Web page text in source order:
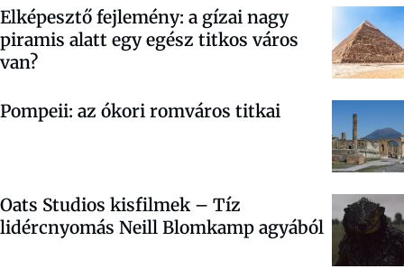
Elképesztő fejlemény: a gízai nagy
piramis alatt egy egész titkos város
van?
Pompeii: az ókori romváros titkai
Oats Studios kisfilmek – Tíz
lidércnyomás Neill Blomkamp agyából